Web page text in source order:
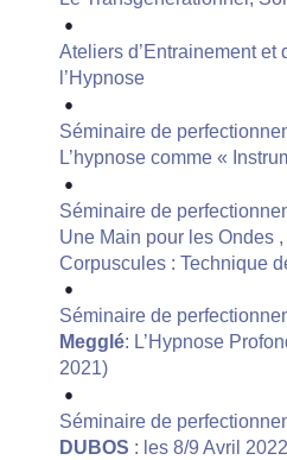
Ateliers d’Entrainement et
l’Hypnose
Séminaire de
L’hypnose comme «
Séminaire de
Une Main pour les Ondes
Corpuscules : Technique
Séminaire de
Megglé: L’Hypnose
2021)
Séminaire de
DUBOS : les 8/9 Avril 2022